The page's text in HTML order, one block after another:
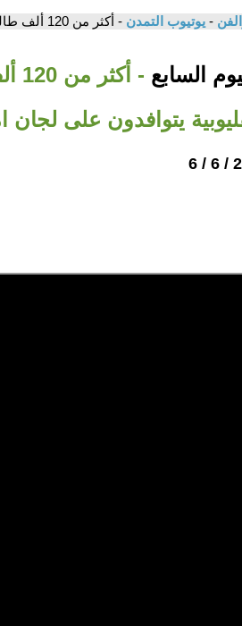
- يوتيوب التمدن - أكثر من 120 ألف طالب وطالبة بالشهادة الإعدادية بالقليوبية يتوافدون على لجان امتحان اللغة العربية
السابع
-
يتوافدون على لجان